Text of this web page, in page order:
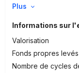
Plus
Informations sur
Valorisation
Fonds propres levés
Nombre de cycles